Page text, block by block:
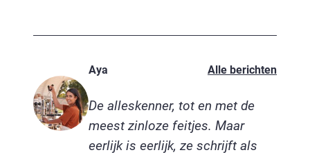
Aya Alle berichten
De alleskenner, tot en met de
meest zinloze feitjes. Maar
eerlijk is eerlijk, ze schrijft als